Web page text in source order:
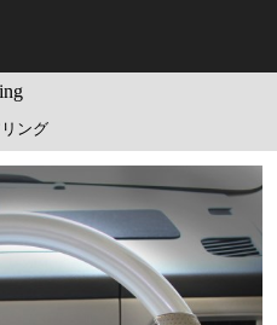
ング